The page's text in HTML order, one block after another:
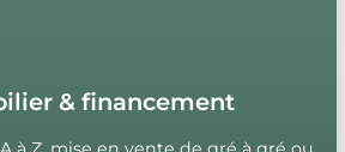
& financement